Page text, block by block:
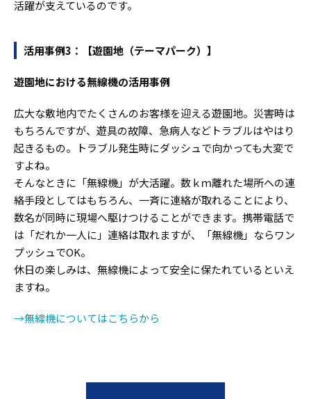
活躍が支えているのです。
活用事例3：【遊園地（テーマパーク）】
遊園地における無線機の活用事例
広大な敷地内でたくさんのお客様を迎える遊園地。災害時は
もちろんですが、遊具の故障、急病人などトラブルはやはり
起きるもの。トラブル発生時にダッシュで向かっても大変で
すよね。
そんなときに「無線機」が大活躍。数ｋｍ離れた場所への連
絡手段としてはもちろん、一斉に連絡が取れることにより、
数名が同時に現場へ駆けつけることができます。携帯電話で
は「だれか一人に」連絡は取れますが、「無線機」ならワン
プッシュでOK。
休日の楽しみは、無線機によって安全に保たれているといえ
ますね。
→無線機についてはこちらから